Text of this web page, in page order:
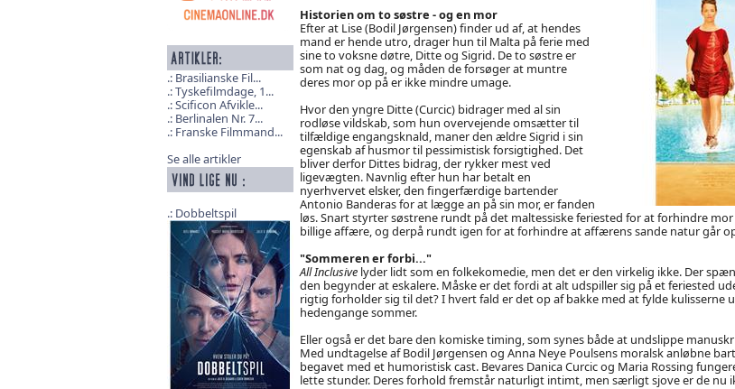
Brasilianske Fil...
Tyskefilmdage, 1...
Scificon Afvikle...
Berlinalen Nr. 7...
Franske Filmmand...
Se alle artikler
Dobbeltspil
Historien om to søstre - og en mor
Efter at Lise (Bodil Jørgensen) finder ud af, at hendes
mand er hende utro, drager hun til Malta på ferie med
sine to voksne døtre, Ditte og Sigrid. De to søstre er
som nat og dag, og måden de forsøger at muntre
deres mor op på er ikke mindre umage.
Hvor den yngre Ditte (Curcic) bidrager med al sin
rodløse vildskab, som hun overvejende omsætter til
tilfældige engangsknald, maner den ældre Sigrid i sin
egenskab af husmor til pessimistisk forsigtighed. Det
bliver derfor Dittes bidrag, der rykker mest ved
ligevægten. Navnlig efter hun har betalt en
nyerhvervet elsker, den fingerfærdige bartender
Antonio Banderas for at lægge an på sin mor, er fanden
løs. Snart styrter søstrene rundt på det maltessiske feriested for at forhindre
billige affære, og derpå rundt igen for at forhindre at affærens sande natur går
"Sommeren er forbi..."
All Inclusivelyder lidt som en folkekomedie, men det er den virkelig ikke. Der
den begynder at eskalere. Måske er det fordi at alt udspiller sig på et feriested
rigtig forholder sig til det? I hvert fald er det op af bakke med at fylde kulisserne
hedengange sommer.
Eller også er det bare den komiske timing, som synes både at undslippe
Med undtagelse af Bodil Jørgensen og Anna Neye Poulsens moralsk anløbne
begavet med et humoristisk cast. Bevares Danica Curcic og Maria Rossing
lette stunder. Deres forhold fremstår naturligt intimt, men særligt sjove er de nu